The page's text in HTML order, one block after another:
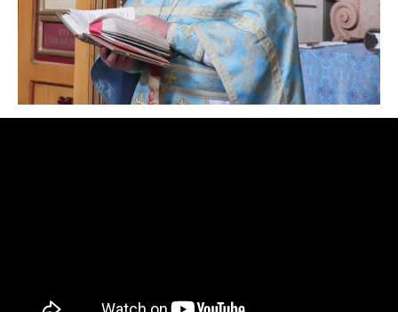
СОБЫТИЯ
Таинства (крещение, венчание)
События прихода 2021 года